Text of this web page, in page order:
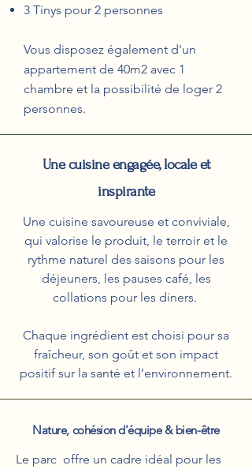
3 Tinys pour 2 personnes
Vous disposez également d'un
appartement de 40m2 avec 1
chambre et la possibilité de loger 2
personnes.
Une cuisine engagée, locale et
inspirante
Une cuisine savoureuse et conviviale,
qui valorise le produit, le terroir et le
rythme naturel des saisons pour les
déjeuners, les pauses café, les
collations pour les diners.
Chaque ingrédient est choisi pour sa
fraîcheur, son goût et son impact
positif sur la santé et l’environnement.
Nature, cohésion d'équipe & bien-être
Le parc offre un cadre idéal pour les